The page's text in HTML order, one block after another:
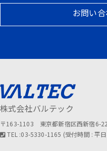
お問い
株式会社バルテック
〒163-1103 東京都新宿区西新宿6-
TEL :03-5330-1165 (受付時間 : 平